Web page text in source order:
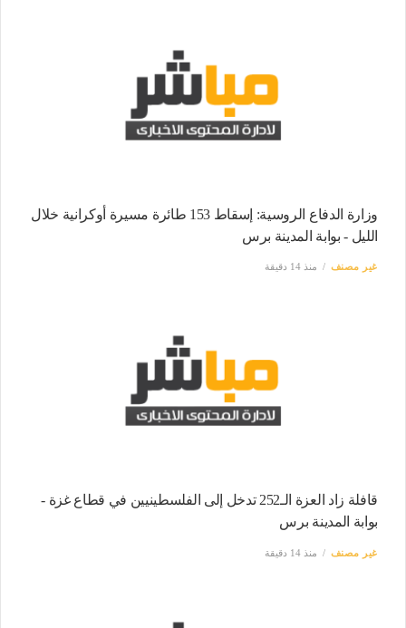
وزارة الدفاع الروسية: إسقاط 153 طائرة مسيرة أوكرانية خلال
الليل - بوابة المدينة برس
غير مصنف منذ 14 دقيقة
قافلة زاد العزة الـ252 تدخل إلى الفلسطينيين في قطاع غزة -
بوابة المدينة برس
غير مصنف منذ 14 دقيقة